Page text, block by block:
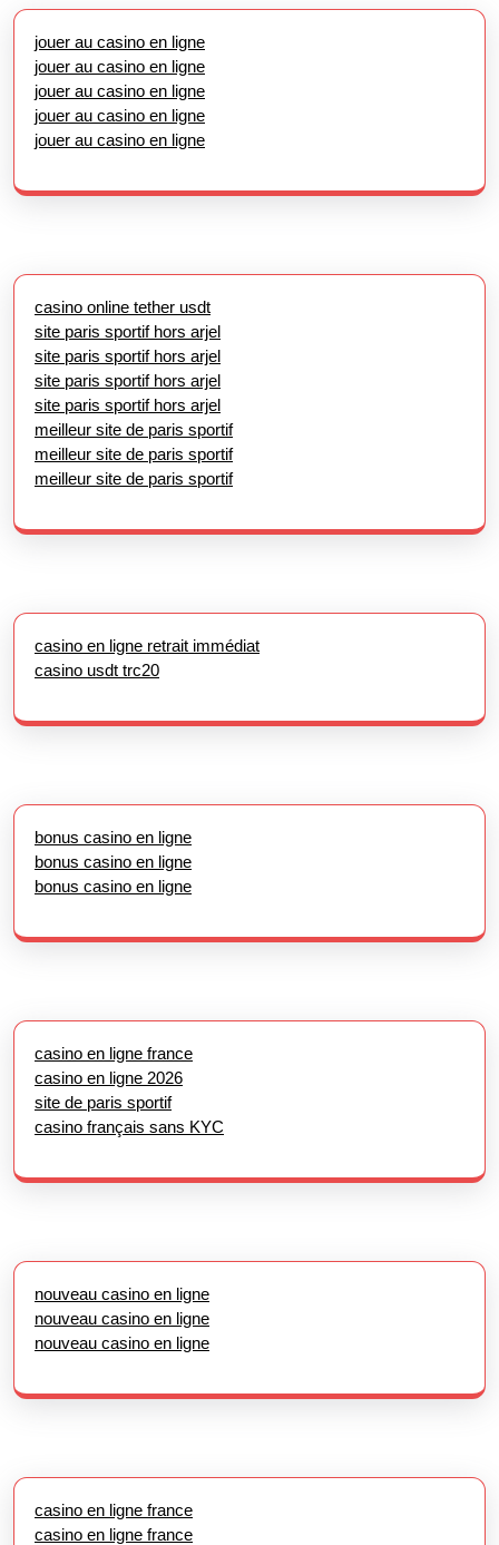
jouer au casino en ligne
jouer au casino en ligne
jouer au casino en ligne
jouer au casino en ligne
jouer au casino en ligne
casino online tether usdt
site paris sportif hors arjel
site paris sportif hors arjel
site paris sportif hors arjel
site paris sportif hors arjel
meilleur site de paris sportif
meilleur site de paris sportif
meilleur site de paris sportif
casino en ligne retrait immédiat
casino usdt trc20
bonus casino en ligne
bonus casino en ligne
bonus casino en ligne
casino en ligne france
casino en ligne 2026
site de paris sportif
casino français sans KYC
nouveau casino en ligne
nouveau casino en ligne
nouveau casino en ligne
casino en ligne france
casino en ligne france